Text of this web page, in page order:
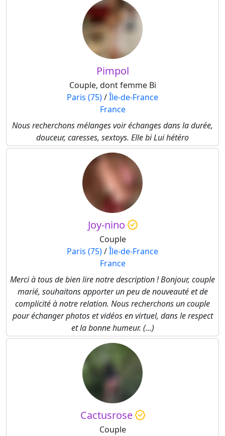
Pimpol
Couple, dont femme Bi
Paris (75)/Île-de-France
France
Nous recherchons mélanges voir échanges dans la durée,
douceur, caresses, sextoys. Elle bi Lui hétéro
Joy-nino
Couple
Paris (75)/Île-de-France
France
Merci à tous de bien lire notre description ! Bonjour, couple
marié, souhaitons apporter un peu de nouveauté et de
complicité à notre relation. Nous recherchons un couple
pour échanger photos et vidéos en virtuel, dans le respect
et la bonne humeur. (...)
Cactusrose
Couple